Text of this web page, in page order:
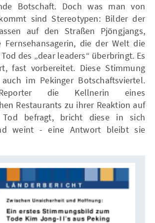
Botschaft. Doch was man von
sind Stereotypen: Bilder der
auf den Straßen Pjöngjangs,
Fernsehansagerin, die der Welt die
des „dear leaders“ überbringt. Es
fast vorbereitet. Diese Stimmung
im Pekinger Botschaftsviertel.
die Kellnerin eines
Restaurants zu ihrer Reaktion auf
befragt, bricht diese in sich
weint - eine Antwort bleibt sie